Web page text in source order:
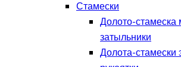
Стамески
Долото-стамеска
затыльники
Долота-